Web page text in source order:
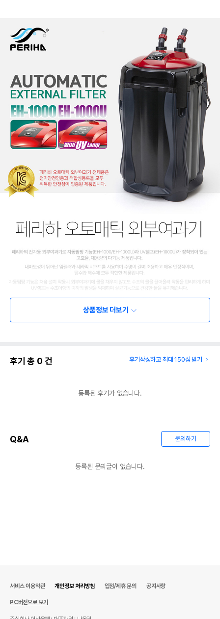
상품정보 더보기
후기 총 0 건 후기작성하고 최대 150점 받기
등록된 후기가 없습니다.
Q&A 문의하기
등록된 문의글이 없습니다.
서비스 이용약관 개인정보 처리방침 입점/제휴 문의 공지사항
PC버전으로 보기